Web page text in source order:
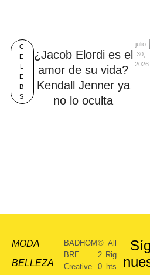
C
E
L
E
B
S
¿Jacob Elordi es el
amor de su vida?
Kendall Jenner ya
no lo oculta
julio
30,
2026
MODA
BELLEZA
BADHOM
BRE
Creative
©
2
0
All
Rig
hts